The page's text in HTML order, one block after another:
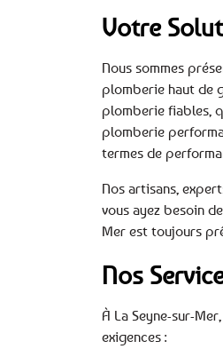
Votre
Nous sommes
plomberie haut de
plomberie fiables,
plomberie
termes de
Nos artisans,
vous ayez besoin
Mer est toujours
Nos
À La Seyne-sur-
exigences :